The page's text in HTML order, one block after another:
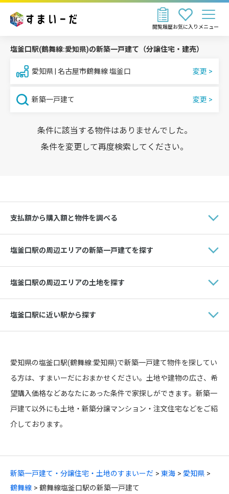
お気に入り
閲覧履歴 メニュー
新築一戸建て・分譲住宅・土地のすまいーだ 東海
愛知県
鶴舞線
鶴舞線塩釜口駅の新築一戸建て
塩釜口駅(鶴舞線:愛知県)の新築一戸建て（分譲住宅・建売）
愛知県 | 名古屋市鶴舞線 塩釜口
新築一戸建て
条件に該当する物件はありませんでした。
条件を変更して再度検索してください。
支払額から購入額と物件を調べる
塩釜口駅の周辺エリアの新築一戸建てを探す
塩釜口駅の周辺エリアの土地を探す
塩釜口駅に近い駅から探す
愛知県の塩釜口駅(鶴舞線:愛知県)で新築一戸建て物件を探してい
る方は、すまいーだにおまかせください。土地や建物の広さ、希
望購入価格などあなたにあった条件で家探しができます。新築一
戸建て以外にも土地・新築分譲マンション・注文住宅などをご紹
介しております。